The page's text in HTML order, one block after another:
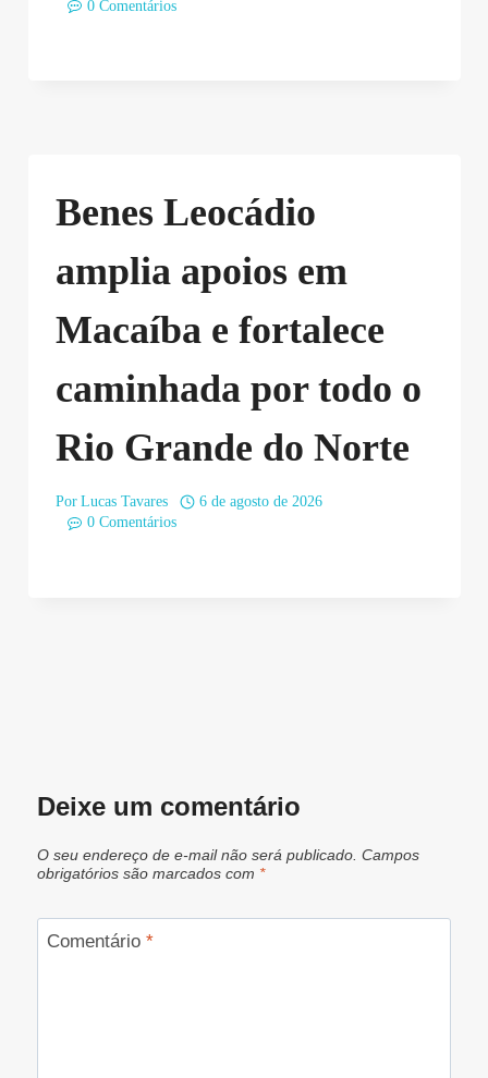
0 Comentários
Benes Leocádio
amplia apoios em
Macaíba e fortalece
caminhada por todo o
Rio Grande do Norte
Por Lucas Tavares
6 de agosto de 2026
0 Comentários
Deixe um comentário
O seu endereço de e-mail não será publicado. Campos
obrigatórios são marcados com *
Comentário *